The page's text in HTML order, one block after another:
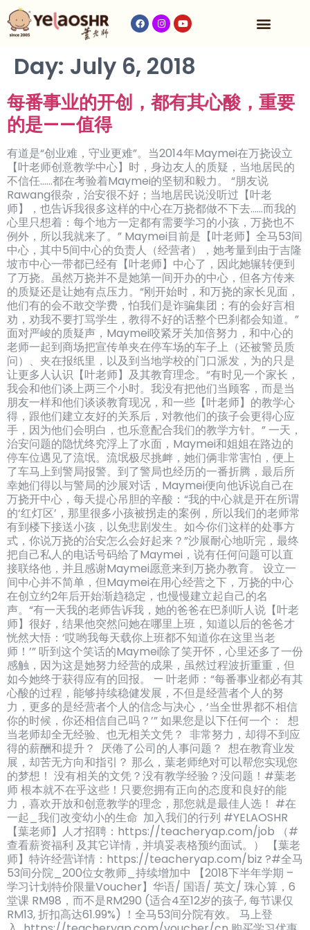
Day: July 6, 2018
每番事业的开创，都有其心酸，重要
的是——值得
有道是“创业难，守业更难”。当2014年Maymei在万挠设立
【叶老师创意教学中心】时，身边友人的质疑，当地居民的
不信任……都在考验着Maymei的坚韧和毅力。 “朋友说
Rawang很杂，治安很不好；当地居民说没听过【叶老
师】，也告诉我很多这样的中心在万挠都做不下去……而我的
心里只想着：每个地方一定都有需要学习的小孩，万挠也不
例外，所以我就来了。” Maymei目前是【叶老师】全马53间
中心，其中5间中心的负责人（经营者），她考量到由于吉隆
坡市中心一带都已经有【叶老师】中心了，因此她辗转便到
了万挠。虽然万挠并不是她第一间开办的中心，但各方传来
的质疑还是让她有点压力。“刚开始时，和万挠的家长见面，
他们有的会不敢交学费，怕我们是诈骗集团；有的会好言相
劝，劝我不要打骂学生，教得不好的话整个巴刹都会知道。”
面对严峻的质疑声，Maymei咬紧牙关加倍努力，和中心的
老师一起到商场把宣传单夹在停车场的车子上（还被警员质
问）、夹在报纸里，以及到当地学校的门口派发，为的只是
让更多人认识【叶老师】及其教育理念。“有时见一个家长，
我会和他们谈上两三个小时。我没有把他们当顾客，而是当
朋友一样和他们谈谈教育现况，和一些【叶老师】的教学心
得，跟他们建立友好的关系后，对教他们的孩子会更得心应
手，因为他们会明白，也乐意配合我们的教学方针。” 一天，
治安问题的隐忧终究浮上了水面，Maymei和姐姐在路边的
停车位遇见了流氓。流氓极尽挑衅，她们俩非常害怕，便上
了车马上到警局报警。到了警局也经历的一番折腾，最后所
幸她们得以与警局的沙展对话，Maymei便向他诉说自己在
万挠开中心，每天提心吊胆的辛酸：“我的中心就是开在所谓
的‘红灯区’，那里很多小孩被拐走的案例，所以我们的老师常
有到楼下接送小孩，以免悲剧发生。如今你们这样的处事方
式，你说万挠的治安怎么会好起来？”沙展耐心地听完，最终
把自己私人的电话号码给了Maymei，说有任何问题可以直
接联络他，并且感谢Maymei愿意来到万挠办教育。 设立一
间中心并不简单，但Maymei在用心经营之下，万挠的中心
在创立约2年后开始渐趋稳定，也慢慢建立起自己的名
声。“有一天我的老师告诉我，她的爸爸在巴刹听人说【叶老
师】很好，结果他突然问她在哪里上班，知道以后的爸爸才
恍然大悟：‘哎哟我每天载你上班都不知道你在这里当老
师！’” 听到这个笑话的Maymei除了笑开怀，心里还多了一份
感触，因为这是她努力经营的成果，虽然过程波折重重，但
如今她终于获得应有的回报。 — 叶老师：“每番事业都必有其
心酸的过程，能够持续稳健发展，不但是经营者个人的努
力，更多的是经营者个人的信念与决心，‘当全世界都不相信
你的时候，你还相信自己吗？’” 如果您是以下任何一个： 想
当老师却全无经验、也无相关文凭？ 非常努力，却得不到应
得的薪酬和提升？ 厌倦了公司的人事问题？ 想在教育业发
展，却苦无方向和指引？ 那么，葉老师绝对可以帮您实现您
的梦想！ 没有相关的文凭？没有教学经验？没问题！#葉老
师 根本就不在乎这些！只要您拥有正向的态度和良好的能
力，喜欢开放和创意教学的理念，那您就是最佳人选！ #在
一起_我们改变幼小的生命 加入我们的行列 #YELAOSHR
【葉老师】人才招聘：https://teacheryap.com/job （#
查看薪资福利 及其它详情，并填妥表格预约面试。） 【葉老
师】特许经营详情：https://teacheryap.com/biz ?#全马
53间分院_200位女教师_持续增加中 【2018下半年学期 –
学习计划特价限量Voucher】华语/ 国语/ 英文/ 珠心算，6
堂课 RM98，而不是RM290 (适合4至12岁的孩子, 每节课仅
RM13, 折扣高达61.99%) ！全马53间分院有效。 马上登